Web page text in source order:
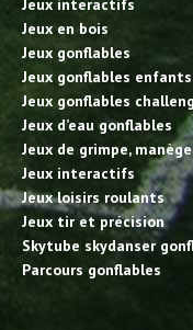
Jeux interactifs
Jeux en bois
Jeux gonflables
Jeux gonflables enfants
Jeux gonflables
Jeux d’eau gonflables
Jeux de grimpe,
Jeux interactifs
Jeux loisirs roulants
Jeux tir et précision
Skytube skydanser
Parcours gonflables